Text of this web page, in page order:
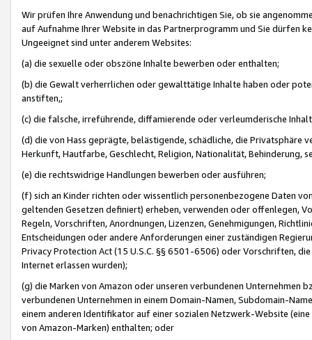
Wir prüfen Ihre Anwendung und benachrichtigen Sie, ob sie
auf Aufnahme Ihrer Website in das Partnerprogramm und Sie dürfen
Ungeeignet sind unter anderem Websites:
(a) die sexuelle oder obszöne Inhalte bewerben oder enthalten;
(b) die Gewalt verherrlichen oder gewalttätige Inhalte haben oder
anstiften,;
(c) die falsche, irreführende, diffamierende oder verleumderische
(d) die von Hass geprägte, belästigende, schädliche, die Privatsphäre
Herkunft, Hautfarbe, Geschlecht, Religion, Nationalität, Behinderung,
(e) die rechtswidrige Handlungen bewerben oder ausführen;
(f) sich an Kinder richten oder wissentlich personenbezogene Daten
geltenden Gesetzen definiert) erheben, verwenden oder offenlegen,
Regeln, Vorschriften, Anordnungen, Lizenzen, Genehmigungen,
Entscheidungen oder andere Anforderungen einer zuständigen
Privacy Protection Act (15 U.S.C. §§ 6501-6506) oder Vorschriften,
Internet erlassen wurden);
(g) die Marken von Amazon oder unseren verbundenen Unternehmen
verbundenen Unternehmen in einem Domain-Namen, Subdomain-
einem anderen Identifikator auf einer sozialen Netzwerk-Website
von Amazon-Marken) enthalten; oder